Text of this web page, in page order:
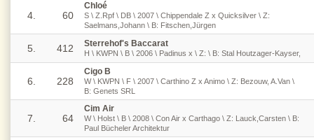
4. 60
Chloé
S \ Z.Rpf \ DB \ 2007 \ Chippendale Z x Quicksilver \ Z:
Saelmans,Johann \ B: Fitschen,Jürgen
5. 412 Sterrehof's Baccarat
H \ KWPN \ B \ 2006 \ Padinus x \ Z: \ B: Stal Houtzager-Kayser,
6. 228
Cigo B
W \ KWPN \ F \ 2007 \ Carthino Z x Animo \ Z: Bezouw, A.Van \
B: Genets SRL
7. 64
Cim Air
W \ Holst \ B \ 2008 \ Con Air x Carthago \ Z: Lauck,Carsten \ B:
Paul Bücheler Architektur